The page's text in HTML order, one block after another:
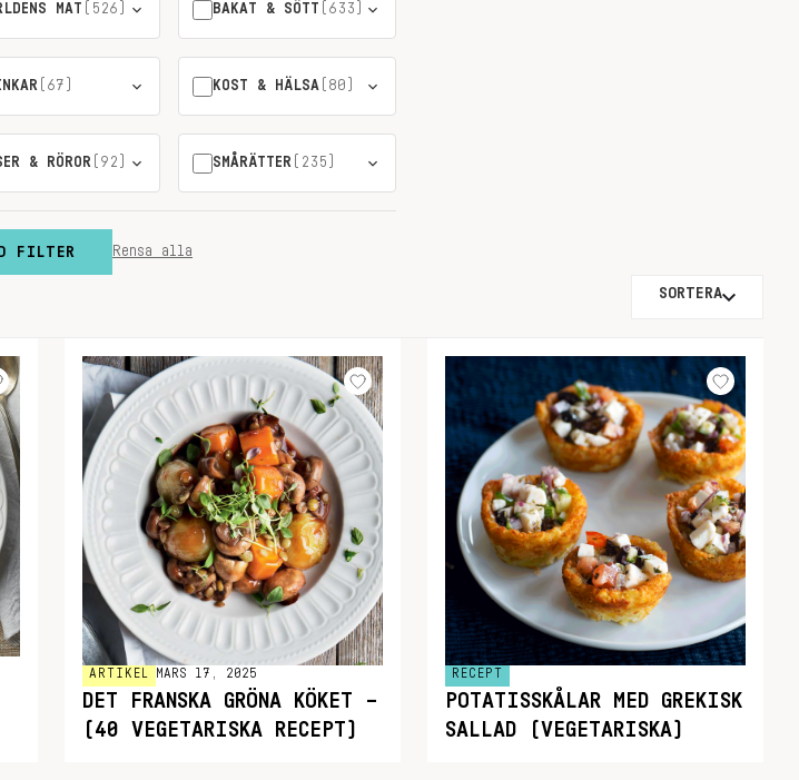
MAT (526) BAKAT & SÖTT (633)
(67) KOST & HÄLSA (80)
& RÖROR (92) SMÅRÄTTER (235)
FILTER Rensa alla
SORTERA
ARTIKEL MARS 17, 2025
DET FRANSKA GRÖNA KÖKET –
(40 VEGETARISKA RECEPT)
RECEPT
POTATISSKÅLAR MED GREKISK
SALLAD (VEGETARISKA)